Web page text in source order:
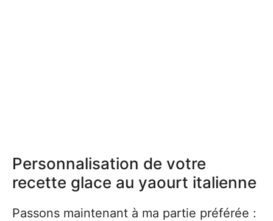
Personnalisation de votre
recette glace au yaourt italienne
Passons maintenant à ma partie préférée :